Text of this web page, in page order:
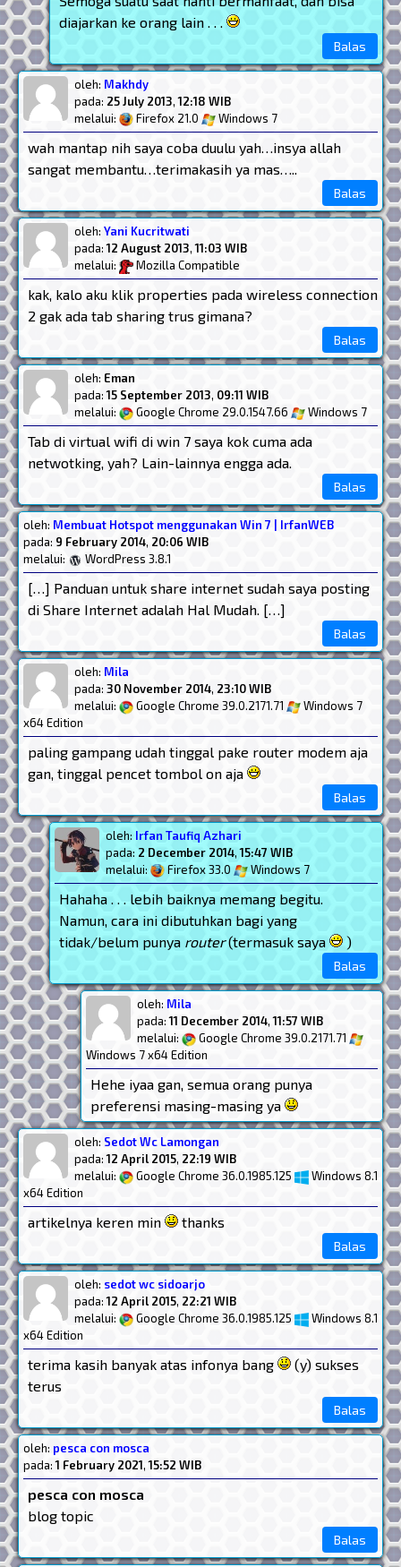
diajarkan ke orang lain . . .
Balas
oleh: Makhdy
pada: 25 July 2013,12:18 WIB
melalui:
Firefox 21.0 Windows 7
wah mantap nih saya coba duulu yah…insya allah
sangat membantu…terimakasih ya mas…..
Balas
oleh: Yani Kucritwati
pada:12 August 2013,11:03 WIB
melalui:
Mozilla Compatible
kak, kalo aku klik properties pada wireless connection
2 gak ada tab sharing trus gimana?
Balas
oleh: Eman
pada:15 September 2013, 09:11 WIB
melalui:
Google Chrome 29.0.1547.66 Windows 7
Tab di virtual wifi di win 7 saya kok cuma ada
netwotking, yah? Lain-lainnya engga ada.
Balas
oleh: Membuat Hotspot menggunakan Win 7 | IrfanWEB
pada: 9 February 2014, 20:06 WIB
melalui:
WordPress 3.8.1
[…] Panduan untuk share internet sudah saya posting
di Share Internet adalah Hal Mudah. […]
Balas
oleh: Mila
pada: 30 November 2014, 23:10 WIB
melalui:
Google Chrome 39.0.2171.71
Windows 7
x64 Edition
paling gampang udah tinggal pake router modem aja
gan, tinggal pencet tombol on aja
Balas
oleh: Irfan Taufiq Azhari
pada: 2 December 2014,15:47 WIB
melalui:
Firefox 33.0 Windows 7
Hahaha . . . lebih baiknya memang begitu.
Namun, cara ini dibutuhkan bagi yang
tidak/belum punya router(termasuk saya )
Balas
oleh: Mila
pada:11 December 2014,11:57 WIB
melalui:
Google Chrome 39.0.2171.71
Windows 7 x64 Edition
Hehe iyaa gan, semua orang punya
preferensi masing-masing ya
oleh: Sedot Wc Lamongan
pada:12 April 2015, 22:19 WIB
melalui:
Google Chrome 36.0.1985.125
Windows 8.1
x64 Edition
artikelnya keren min thanks
Balas
oleh: sedot wc sidoarjo
pada:12 April 2015, 22:21 WIB
melalui:
Google Chrome 36.0.1985.125
Windows 8.1
x64 Edition
terima kasih banyak atas infonya bang
(y) sukses
terus
Balas
oleh: pesca con mosca
pada:1 February 2021,15:52 WIB
pesca con mosca
blog topic
Balas